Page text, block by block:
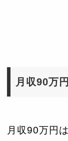
月収90万
月収90万円